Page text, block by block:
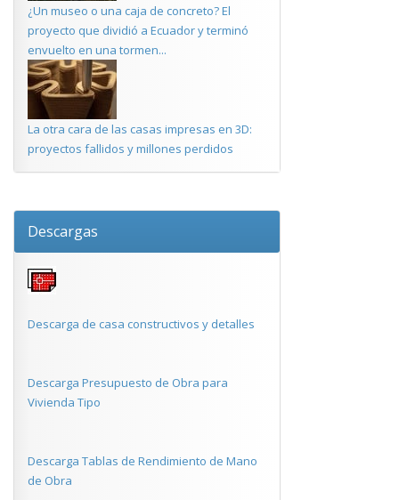
¿Un museo o una caja de concreto? El
proyecto que dividió a Ecuador y terminó
envuelto en una tormen...
La otra cara de las casas impresas en 3D:
proyectos fallidos y millones perdidos
Descargas
Descarga de casa constructivos y detalles
Descarga Presupuesto de Obra para
Vivienda Tipo
Descarga Tablas de Rendimiento de Mano
de Obra